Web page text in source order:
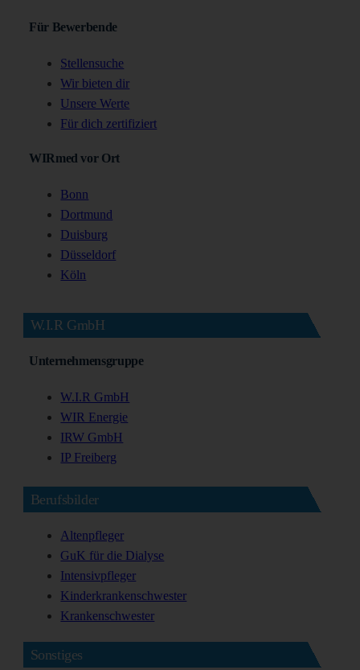
Für Bewerbende
Stellensuche
Wir bieten dir
Unsere Werte
Für dich zertifiziert
WIRmed vor Ort
Bonn
Dortmund
Duisburg
Düsseldorf
Köln
W.I.R GmbH
Unternehmensgruppe
W.I.R GmbH
WIR Energie
IRW GmbH
IP Freiberg
Berufsbilder
Altenpfleger
GuK für die Dialyse
Intensivpfleger
Kinderkrankenschwester
Krankenschwester
Sonstiges